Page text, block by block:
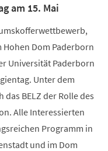
am 15. Mai
Dom Paderborn
Universität Paderborn
Unter dem
das BELZ der Rolle des
Alle Interessierten
Programm in
und im Dom